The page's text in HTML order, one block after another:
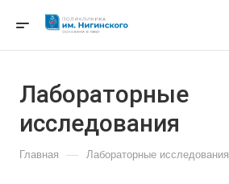
Лабораторные
исследования
Главная — Лабораторные исследования